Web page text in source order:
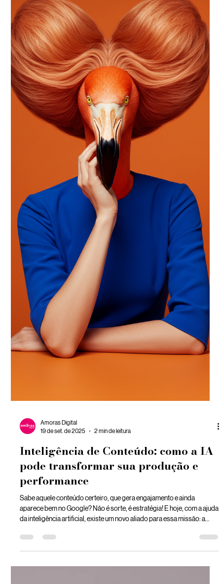
Amoras Digital
26 de set. de 2025
2 min de leitura
Personalização extrema: como a IA
cria experiências únicas no
marketing digital
Você já teve a sensação de que uma marca falou diretamente com
você? Não foi coincidência, foi personalização! E com o uso da
inteligência artificial, esse nível de conexão está cada vez mais
preciso. Neste artigo, vamos te mostrar como a personalização
extrema está moldando o marketing digital e como a sua marca pode
(e deve!) surfar nessa tendência.